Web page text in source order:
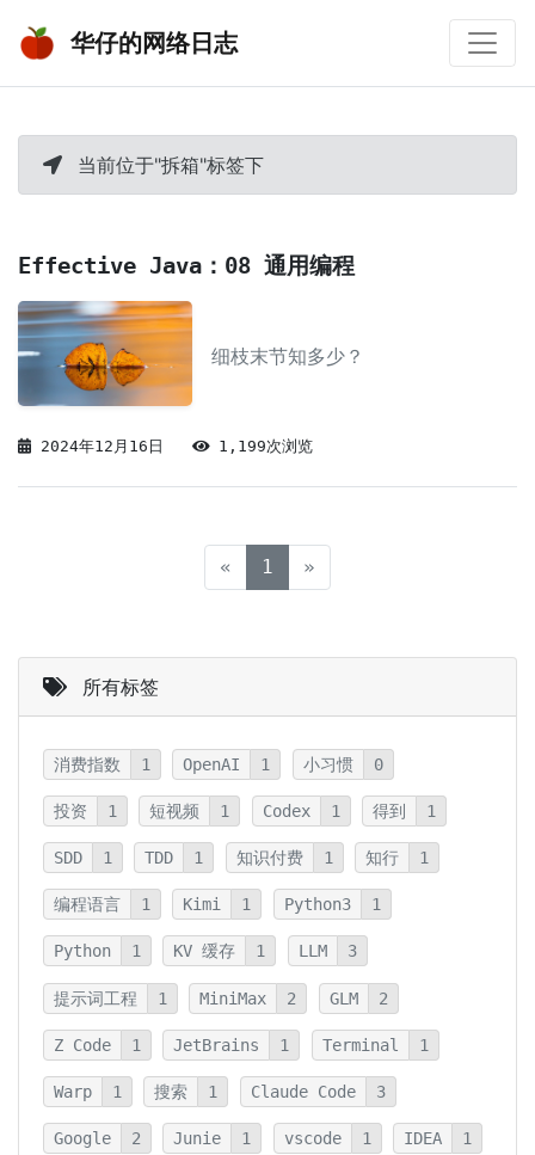
华仔的网络日志
当前位于"拆箱"标签下
Effective Java：08 通用编程
细枝末节知多少？
2024年12月16日 1,199次浏览
« 1 (current)
»
所有标签
消费指数 1 OpenAI 1 小习惯 0
投资 1 短视频 1 Codex 1 得到 1
SDD 1 TDD 1 知识付费 1 知行 1
编程语言 1 Kimi 1 Python3 1
Python 1 KV 缓存 1 LLM 3
提示词工程 1 MiniMax 2 GLM 2
Z Code 1 JetBrains 1 Terminal 1
Warp 1 搜索 1 Claude Code 3
Google 2 Junie 1 vscode 1 IDEA 1